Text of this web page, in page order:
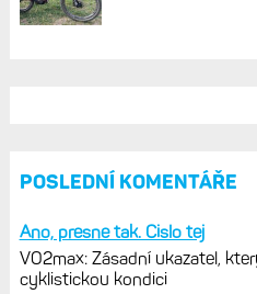
Elektrokola s
konečně mohou
Zatím ale jen s